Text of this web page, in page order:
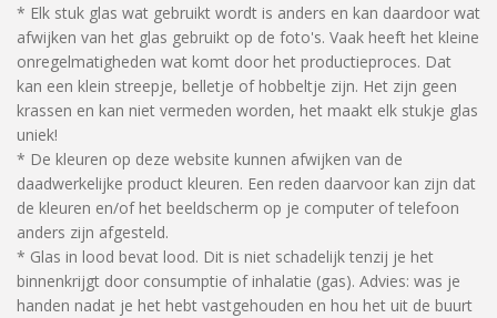
* Elk stuk glas wat gebruikt wordt is anders en kan daardoor wat
afwijken van het glas gebruikt op de foto's. Vaak heeft het kleine
onregelmatigheden wat komt door het productieproces. Dat
kan een klein streepje, belletje of hobbeltje zijn. Het zijn geen
krassen en kan niet vermeden worden, het maakt elk stukje glas
uniek!
* De kleuren op deze website kunnen afwijken van de
daadwerkelijke product kleuren. Een reden daarvoor kan zijn dat
de kleuren en/of het beeldscherm op je computer of telefoon
anders zijn afgesteld.
* Glas in lood bevat lood. Dit is niet schadelijk tenzij je het
binnenkrijgt door consumptie of inhalatie (gas). Advies: was je
handen nadat je het hebt vastgehouden en hou het uit de buurt